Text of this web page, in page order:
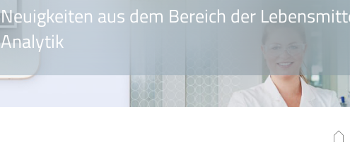
Neuigkeiten aus dem Bereich der
Analytik